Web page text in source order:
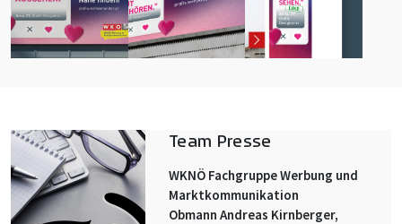
Team Presse
WKNÖ Fachgruppe Werbung und
Marktkommunikation
Obmann Andreas Kirnberger,